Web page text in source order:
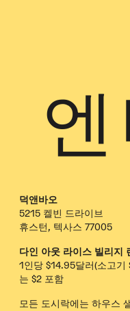
엔
덕앤바오
5215 켈빈 드라이브
휴스턴, 텍사스 77005
다인 아웃 라이스 빌리지
1인당 $14.95달러(소고기
는 $2 포함
모든 도시락에는 하우스